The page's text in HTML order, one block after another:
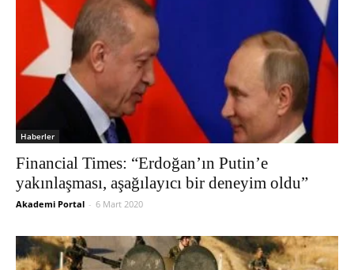
Haberler
Financial Times: “Erdoğan’ın Putin’e
yakınlaşması, aşağılayıcı bir deneyim oldu”
Akademi Portal - 6 Mart 2020